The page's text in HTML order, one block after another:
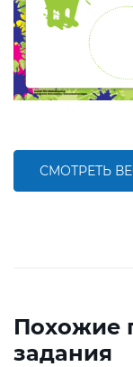
СМОТРЕТЬ
Похожие
задания